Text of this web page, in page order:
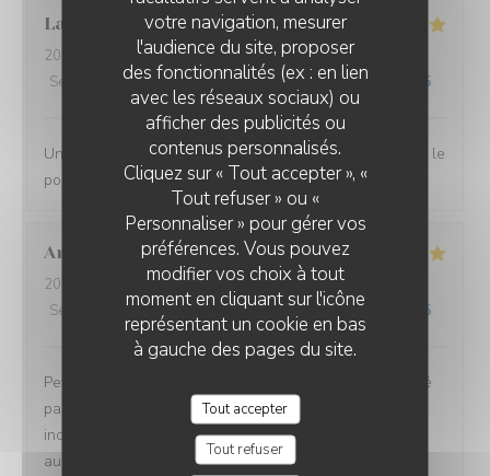
votre navigation, mesurer
l'audience du site, proposer
des fonctionnalités (ex : en lien
avec les réseaux sociaux) ou
afficher des publicités ou
contenus personnalisés.
Cliquez sur « Tout accepter », «
Tout refuser » ou «
Personnaliser » pour gérer vos
préférences. Vous pouvez
modifier vos choix à tout
moment en cliquant sur l'icône
représentant un cookie en bas
à gauche des pages du site.
Tout accepter
Tout refuser
Laurent
2026-07-10
- 12:00 - Couverts 2
Service
/5 Ambiance: 5 /5 Cuisine :5/5 Qualité / Prix /5
Une très bonne halte. Nous nous sommes régalés avec le
poulpe du chef.
Andrea
2026-07-08
- 19:00 - Couverts 2
Service
/5 Ambiance :5 /5 Cuisine: 5/5 Qualité / Prix /5
Petit restaurant à Saint Laurent qui m'a été recommandé
par une amie et on a bien fait d'y aller ! Le poulpe était
incroyablement tendre et délicieux. Le reste du repas
aussi d'ailleurs. Équipe très sympa et la terrasse très
L'EBULLITION